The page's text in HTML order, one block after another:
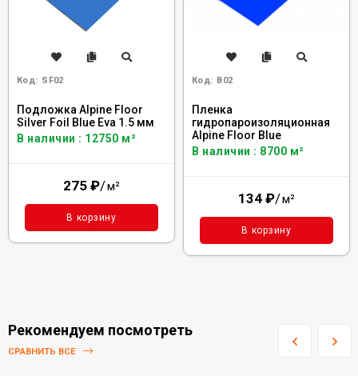
Код: SF02
Подложка Alpine Floor
Silver Foil Blue Eva 1.5 мм
В наличии : 12750 м²
275 ₽/м²
В корзину
Код: B02
Пленка
гидропароизоляционная
Alpine Floor Blue
В наличии : 8700 м²
134 ₽/м²
В корзину
Рекомендуем посмотреть
СРАВНИТЬ ВСЕ